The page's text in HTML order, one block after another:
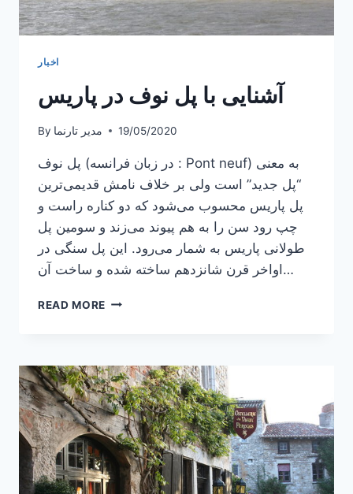
اخبار
آشنایی با پل نوف در پاریس
By مدیر تارنما 19/05/2020
پل نوف (در زبان فرانسه : Pont neuf) به معنی
“پل جدید” است ولی بر خلاف نامش قدیمی‌ترین
پل پاریس محسوب می‌شود که دو کناره راست و
چپ رود سن را به هم پیوند می‌زند و سومین پل
طولانی پاریس به شمار می‌رود. این پل سنگی در
اواخر قرن شانزدهم ساخته شده و ساخت آن…
READ MORE آشنایی
در
پاریس